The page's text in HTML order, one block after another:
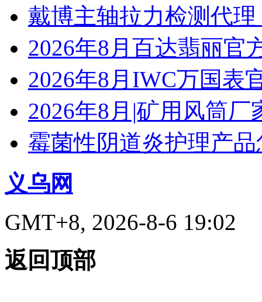
戴博主轴拉力检测代
2026年8月百达翡丽官
2026年8月IWC万国表
2026年8月|矿用风筒厂
霉菌性阴道炎护理产
义乌网
GMT+8, 2026-8-6 19:02
返回顶部